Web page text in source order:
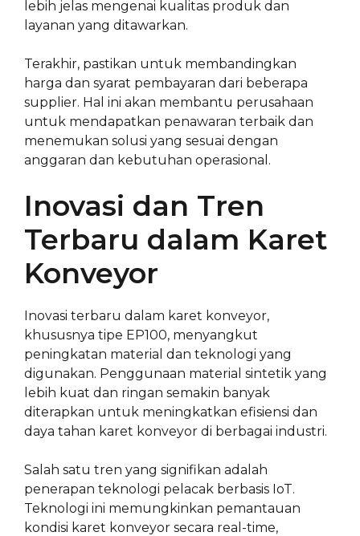
lebih jelas mengenai kualitas produk dan
layanan yang ditawarkan.
Terakhir, pastikan untuk membandingkan
harga dan syarat pembayaran dari beberapa
supplier. Hal ini akan membantu perusahaan
untuk mendapatkan penawaran terbaik dan
menemukan solusi yang sesuai dengan
anggaran dan kebutuhan operasional.
Inovasi dan Tren
Terbaru dalam Karet
Konveyor
Inovasi terbaru dalam karet konveyor,
khususnya tipe EP100, menyangkut
peningkatan material dan teknologi yang
digunakan. Penggunaan material sintetik yang
lebih kuat dan ringan semakin banyak
diterapkan untuk meningkatkan efisiensi dan
daya tahan karet konveyor di berbagai industri.
Salah satu tren yang signifikan adalah
penerapan teknologi pelacak berbasis IoT.
Teknologi ini memungkinkan pemantauan
kondisi karet konveyor secara real-time,